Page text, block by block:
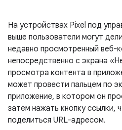
На устройствах Pixel под
выше пользователи могут
недавно просмотренный веб-
непосредственно с экрана
просмотра контента в
может провести пальцем по
приложение, в котором он
затем нажать кнопку ссылки,
поделиться URL-адресом.